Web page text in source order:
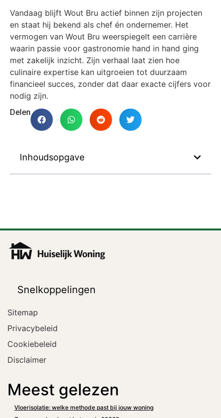
Vandaag blijft Wout Bru actief binnen zijn projecten
en staat hij bekend als chef én ondernemer. Het
vermogen van Wout Bru weerspiegelt een carrière
waarin passie voor gastronomie hand in hand ging
met zakelijk inzicht. Zijn verhaal laat zien hoe
culinaire expertise kan uitgroeien tot duurzaam
financieel succes, zonder dat daar exacte cijfers voor
nodig zijn.
Delen
Inhoudsopgave
Snelkoppelingen
Sitemap
Privacybeleid
Cookiebeleid
Disclaimer
Meest gelezen
Vloerisolatie: welke methode past bij jouw woning